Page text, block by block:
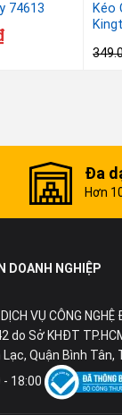
74613
Kéo
Đa
Hơn
DOANH NGHIỆP
VỤ CÔNG
do Sở KHĐT
Quận Bình Tân,
- 18:00